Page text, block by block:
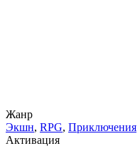
Жанр
Экшн, RPG, Приключения
Активация